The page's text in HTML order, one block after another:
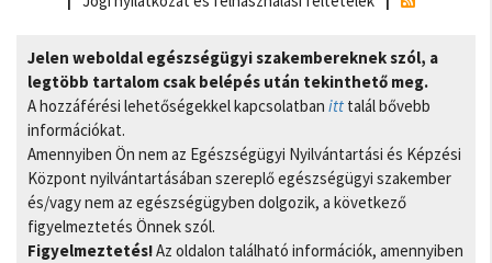
Jelen weboldal egészségügyi szakembereknek szól, a
legtöbb tartalom csak belépés után tekinthető meg.
A hozzáférési lehetőségekkel kapcsolatban itt talál bővebb
információkat.
Amennyiben Ön nem az Egészségügyi Nyilvántartási és Képzési
Központ nyilvántartásában szereplő egészségügyi szakember
és/vagy nem az egészségügyben dolgozik, a következő
figyelmeztetés Önnek szól.
Figyelmeztetés!Az oldalon található információk, amennyiben